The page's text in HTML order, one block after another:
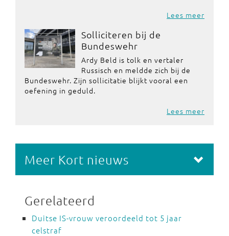
Lees meer
Solliciteren bij de
Bundeswehr
Ardy Beld is tolk en vertaler
Russisch en meldde zich bij de
Bundeswehr. Zijn sollicitatie blijkt vooral een
oefening in geduld.
Lees meer
Meer Kort nieuws
Gerelateerd
Duitse IS-vrouw veroordeeld tot 5 jaar
celstraf